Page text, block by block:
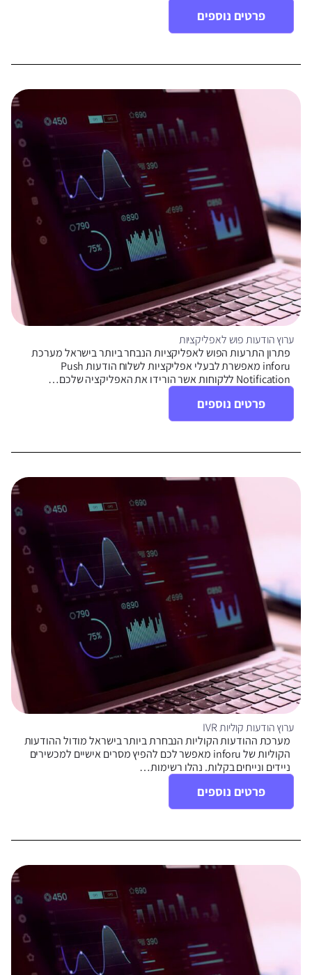
פרטים נוספים
ערוץ הודעות פוש לאפליקציות
פתרון התרעות הפוש לאפליקציות הנבחר ביותר בישראל מערכת
inforu מאפשרת לבעלי אפליקציות לשלוח הודעות Push
Notification ללקוחות אשר הורידו את האפליקציה שלכם…
פרטים נוספים
ערוץ הודעות קוליות IVR
מערכת ההודעות הקוליות הנבחרת ביותר בישראל מודול ההודעות
הקוליות של inforu מאפשר לכם להפיץ מסרים אישיים למכשירים
ניידים ונייחים בקלות. נהלו רשימות…
פרטים נוספים